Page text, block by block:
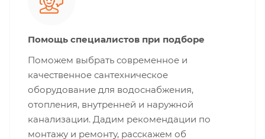
Помощь специалистов при подборе
Поможем выбрать современное и
качественное сантехническое
оборудование для водоснабжения,
отопления, внутренней и наружной
канализации. Дадим рекомендации по
монтажу и ремонту, расскажем об